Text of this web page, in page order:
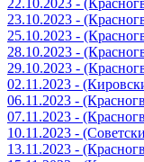
23.10.2023 -
25.10.2023 -
28.10.2023 -
29.10.2023 -
02.11.2023 -
06.11.2023 -
07.11.2023 -
10.11.2023 -
13.11.2023 -